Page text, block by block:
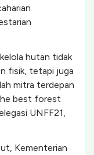
hutan tidak
fisik, tetapi juga
mitra terdepan
best forest
UNFF21,
Kementerian